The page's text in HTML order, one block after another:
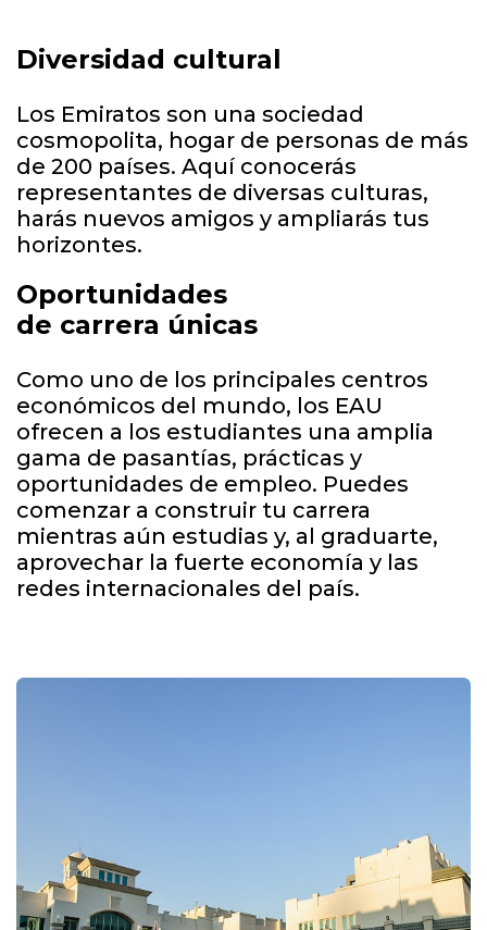
Diversidad cultural
Los Emiratos son una sociedad
cosmopolita, hogar de personas de más
de 200 países. Aquí conocerás
representantes de diversas culturas,
harás nuevos amigos y ampliarás tus
horizontes.
Oportunidades
de carrera únicas
Como uno de los principales centros
económicos del mundo, los EAU
ofrecen a los estudiantes una amplia
gama de pasantías, prácticas y
oportunidades de empleo. Puedes
comenzar a construir tu carrera
mientras aún estudias y, al graduarte,
aprovechar la fuerte economía y las
redes internacionales del país.